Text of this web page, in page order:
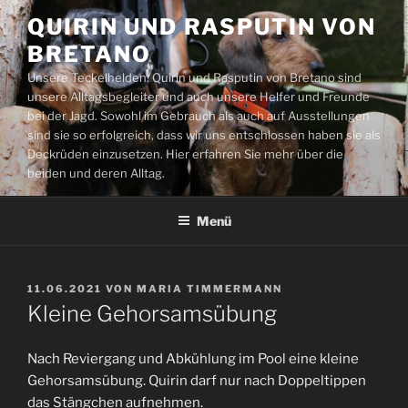
Zum
Inhalt
springen
QUIRIN UND RASPUTIN VON
BRETANO
Unsere Teckelhelden: Quirin und Rasputin von Bretano sind
unsere Alltagsbegleiter und auch unsere Helfer und Freunde
bei der Jagd. Sowohl im Gebrauch als auch auf Ausstellungen
sind sie so erfolgreich, dass wir uns entschlossen haben sie als
Deckrüden einzusetzen. Hier erfahren Sie mehr über die
beiden und deren Alltag.
Menü
VERÖFFENTLICHT
AM
11.06.2021 VON MARIA TIMMERMANN
Kleine Gehorsamsübung
Nach Reviergang und Abkühlung im Pool eine kleine
Gehorsamsübung. Quirin darf nur nach Doppeltippen
das Stängchen aufnehmen.